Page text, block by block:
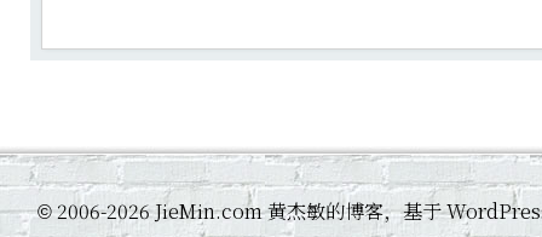
©2006-2026 JieMin.com 黄杰敏的博客，基于